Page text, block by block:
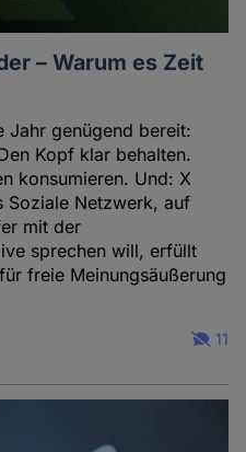
– Warum es Zeit
Jahr genügend bereit:
Kopf klar behalten.
konsumieren. Und: X
Soziale Netzwerk, auf
mit der
sprechen will, erfüllt
freie Meinungsäußerung
11